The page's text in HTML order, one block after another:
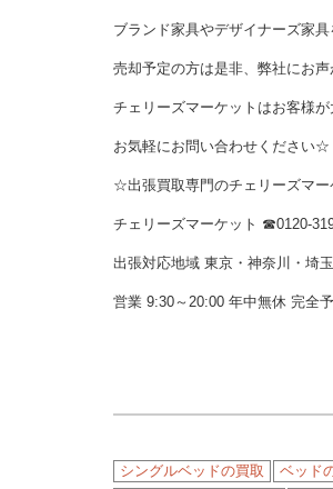
ブランド家具やデザイナーズ家
売却予定の方は是非、弊社にお声
チェリーズマーケットはお客様
お気軽にお問い合わせください☆
☆出張買取専門のチェリーズマ
チェリーズマーケット ☎︎0120-
出張対応地域 東京・神奈川・埼
営業 9:30～20:00 年中無休 完全
シングルベッドの買取 ベッド